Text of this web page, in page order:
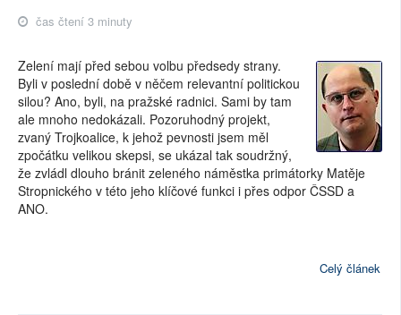
čas čtení 3 minuty
Zelení mají před sebou volbu předsedy strany.
Byli v poslední době v něčem relevantní politickou
silou? Ano, byli, na pražské radnici. Sami by tam
ale mnoho nedokázali. Pozoruhodný projekt,
zvaný Trojkoalice, k jehož pevnosti jsem měl
zpočátku velikou skepsi, se ukázal tak soudržný,
že zvládl dlouho bránit zeleného náměstka primátorky Matěje
Stropnického v této jeho klíčové funkci i přes odpor ČSSD a
ANO.
Celý článek